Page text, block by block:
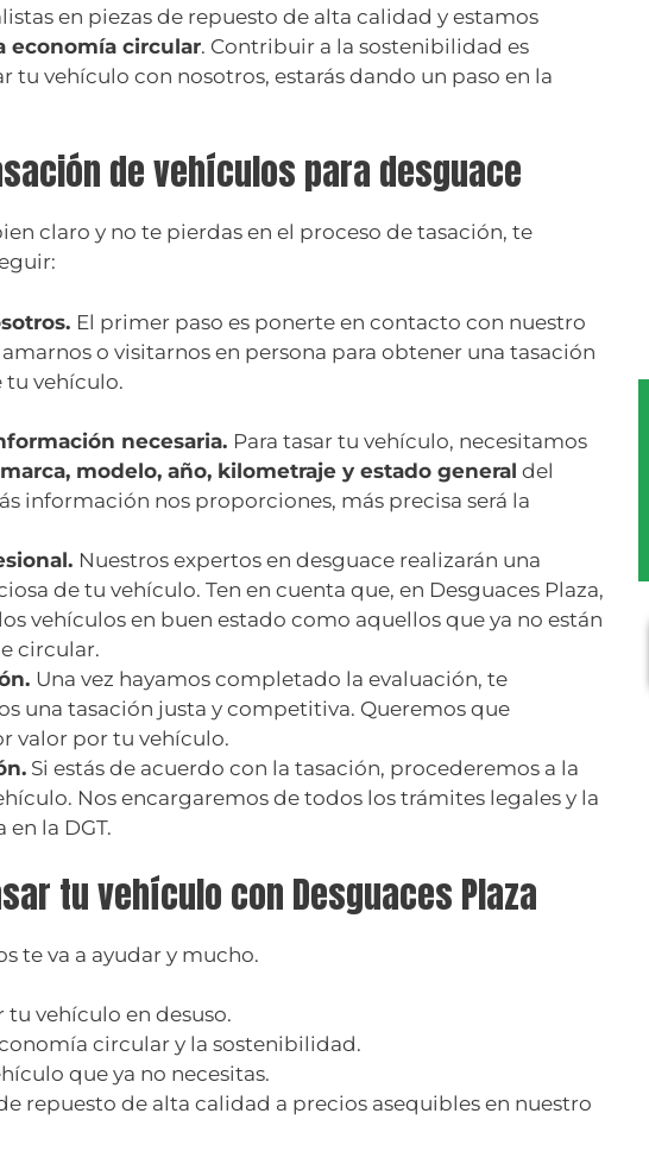
en piezas de repuesto de alta calidad y estamos
economía circular. Contribuir a la sostenibilidad es
tu vehículo con nosotros, estarás dando un paso en la
de vehículos para desguace
claro y no te pierdas en el proceso de tasación, te
El primer paso es ponerte en contacto con nuestro
o visitarnos en persona para obtener una tasación
tu vehículo.
necesaria. Para tasar tu vehículo, necesitamos
marca, modelo, año, kilometraje y estado general del
información nos proporciones, más precisa será la
Nuestros expertos en desguace realizarán una
de tu vehículo. Ten en cuenta que, en Desguaces Plaza,
vehículos en buen estado como aquellos que ya no están
circular.
Una vez hayamos completado la evaluación, te
una tasación justa y competitiva. Queremos que
valor por tu vehículo.
Si estás de acuerdo con la tasación, procederemos a la
Nos encargaremos de todos los trámites legales y la
la DGT.
tu vehículo con Desguaces Plaza
te va a ayudar y mucho.
vehículo en desuso.
circular y la sostenibilidad.
que ya no necesitas.
repuesto de alta calidad a precios asequibles en nuestro